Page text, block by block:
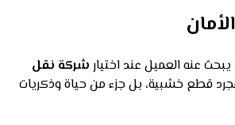
عنه العميل عند اختيار شركة نقل
قطع خشبية، بل جزء من حياة وذكريات